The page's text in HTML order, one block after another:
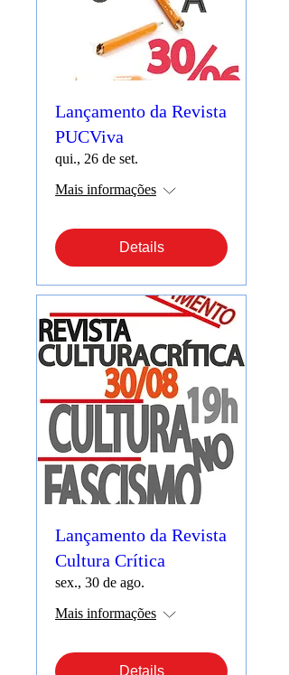
Lançamento da Revista
PUCViva
qui., 26 de set.
Mais informações
Details
Lançamento da Revista
Cultura Crítica
sex., 30 de ago.
Mais informações
Details